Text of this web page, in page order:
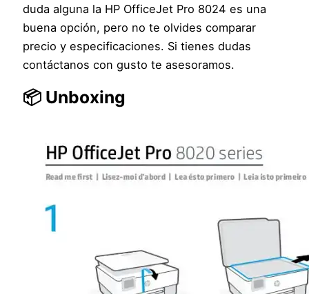
duda alguna la HP OfficeJet Pro 8024 es una
buena opción, pero no te olvides comparar
precio y especificaciones. Si tienes dudas
contáctanos con gusto te asesoramos.
📦 Unboxing